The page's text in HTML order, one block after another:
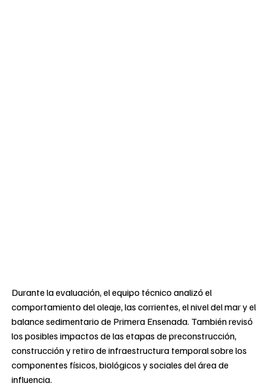
Durante la evaluación, el equipo técnico analizó el
comportamiento del oleaje, las corrientes, el nivel del mar y el
balance sedimentario de Primera Ensenada. También revisó
los posibles impactos de las etapas de preconstrucción,
construcción y retiro de infraestructura temporal sobre los
componentes físicos, biológicos y sociales del área de
influencia.